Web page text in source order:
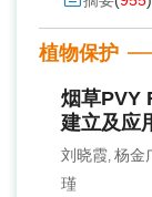
植物保护
烟草PVY
建立及应
刘晓霞, 杨金
瑾